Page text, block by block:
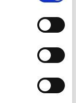
te klikken. Deze
partners en
Zie voor meer